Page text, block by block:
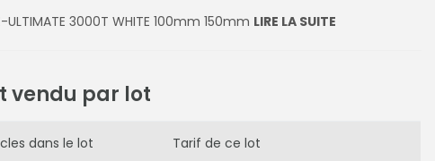
3000T WHITE 100mm 150mm LIRE LA SUITE
vendu par lot
dans le lot Tarif de ce lot